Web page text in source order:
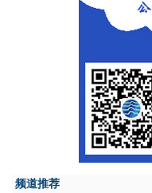
频道推荐